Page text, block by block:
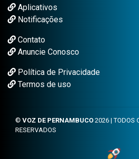
Aplicativos
Notificações
Contato
Anuncie Conosco
Política de Privacidade
Termos de uso
© VOZ DE PERNAMBUCO 2026 | TODOS
RESERVADOS